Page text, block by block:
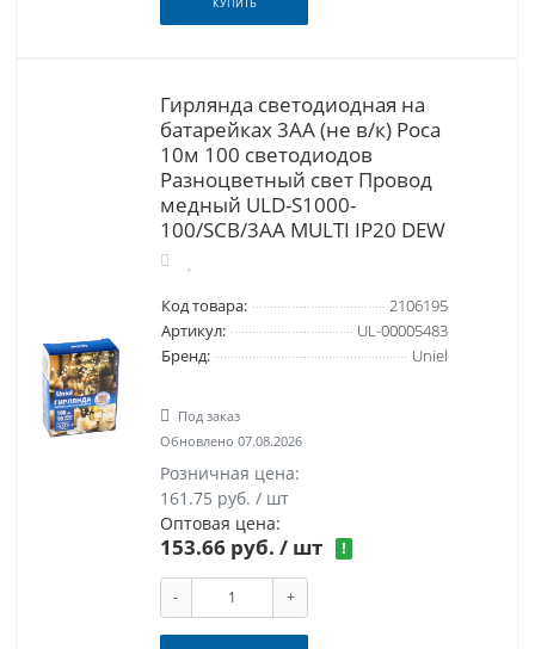
Гирлянда светодиодная на
батарейках 3AA (не в/к) Роса
10м 100 светодиодов
Разноцветный свет Провод
медный ULD-S1000-
100/SCB/3AA MULTI IP20 DEW
Код товара:
2106195
Артикул:
UL-00005483
Бренд:
Uniel
Под заказ
Обновлено 07.08.2026
Розничная цена:
161.75 руб. / шт
Оптовая цена:
153.66 руб. / шт !
- +